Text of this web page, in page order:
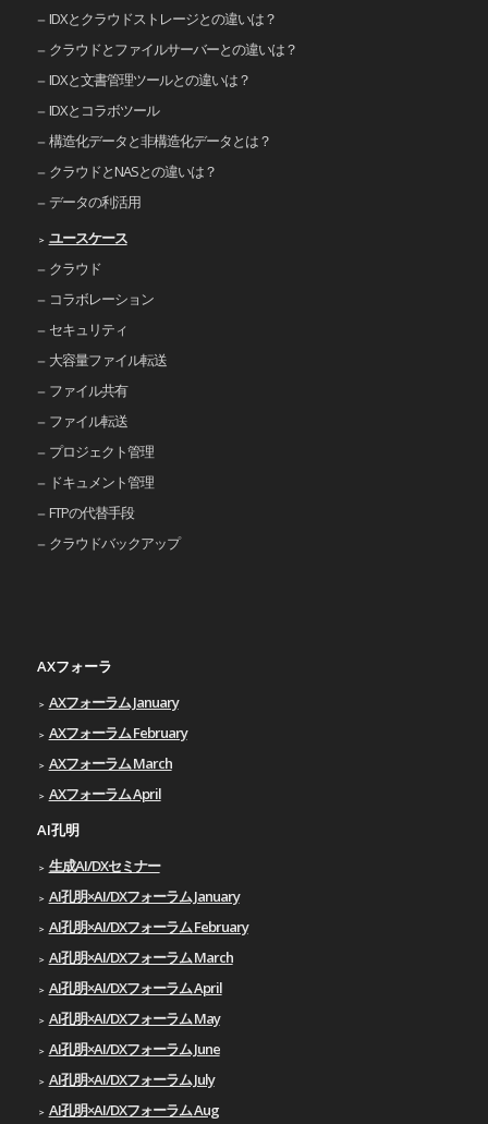
IDXとクラウドストレージとの違いは？
クラウドとファイルサーバーとの違いは？
IDXと文書管理ツールとの違いは？
IDXとコラボツール
構造化データと非構造化データとは？
クラウドとNASとの違いは？
データの利活用
ユースケース
クラウド
コラボレーション
セキュリティ
大容量ファイル転送
ファイル共有
ファイル転送
プロジェクト管理
ドキュメント管理
FTPの代替手段
クラウドバックアップ
AXフォーラ
AXフォーラム January
AXフォーラム February
AXフォーラム March
AXフォーラム April
AI孔明
生成AI/DXセミナー
AI孔明×AI/DXフォーラム January
AI孔明×AI/DXフォーラム February
AI孔明×AI/DXフォーラム March
AI孔明×AI/DXフォーラム April
AI孔明×AI/DXフォーラム May
AI孔明×AI/DXフォーラム June
AI孔明×AI/DXフォーラム July
AI孔明×AI/DXフォーラム Aug